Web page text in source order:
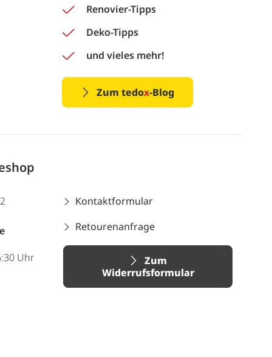
Renovier-Tipps
Deko-Tipps
und vieles mehr!
Zum tedox-Blog
Uhr
Kontaktformular
Retourenanfrage
Zum
Widerrufsformular